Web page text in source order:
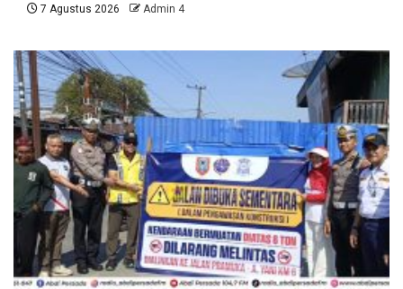
7 Agustus 2026 Admin 4